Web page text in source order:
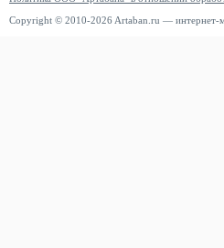
Copyright © 2010-2026 Artaban.ru — интернет-